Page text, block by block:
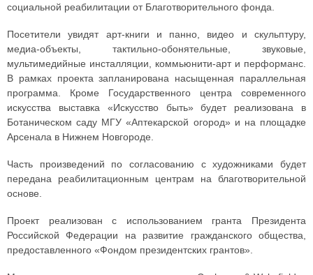
социальной реабилитации от Благотворительного фонда.
Посетители увидят арт-книги и панно, видео и скульптуру,
медиа-объекты, тактильно-обонятельные, звуковые,
мультимедийные инсталляции, коммьюнити-арт и перформанс.
В рамках проекта запланирована насыщенная параллельная
программа. Кроме Государственного центра современного
искусства выставка «Искусство быть» будет реализована в
Ботаническом саду МГУ «Аптекарской огород» и на площадке
Арсенала в Нижнем Новгороде.
Часть произведений по согласованию с художниками будет
передана реабилитационным центрам на благотворительной
основе.
Проект реализован с использованием гранта Президента
Российской Федерации на развитие гражданского общества,
предоставленного «Фондом президентских грантов».